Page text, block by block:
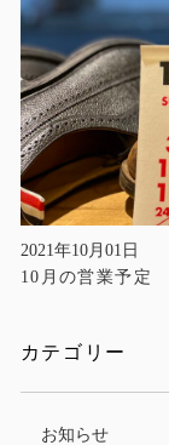
2021年10月01日
10月の営業予定
カテゴリー
お知らせ